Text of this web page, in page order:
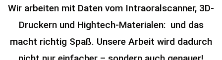
Wir arbeiten mit Daten vom Intraoralscanner, 3D-
Druckern und Hightech-Materialen: und das
macht richtig Spaß. Unsere Arbeit wird dadurch